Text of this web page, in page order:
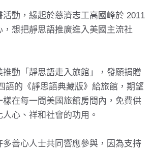
動，緣起於慈濟志工高國峰於 2011
想把靜思語推廣進入美國主流社
動「靜思語走入旅館」，發願捐贈
語的《靜思語典藏版》給旅館，期望
在每一間美國旅館房間內，免費供
心、祥和社會的功用。
善心人士共同響應參與，因為支持